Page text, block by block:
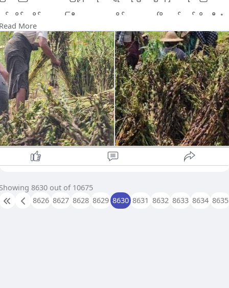
စ်ကိုင်းတိုင်းဒေသကြီး၊ ကလေးခရိုင်၊ ကလေးမြို့နယ်တွင် မိုးသီးနှံ
မ်းကို သြဂုတ်လက စတင်ရိတ်သိမ်းနေရာ ယနေ့အထိ (၂၂၁၆၄)
က ရိတ်သိမ်းပြီးဖြစ်ကြောင်း သိရသည်။
လက်ရှိစိုက်ထားတဲ့ နှမ်းစိုက်ခင်းအားလုံးရာနှုန်းပြည့်ရိတ်သိမ်းပြီး
ါပြီ။ အထွက်နှုန်းကောင်းမွန်တဲ့ GAP နည်းစနစ်နဲ့စိုက်ခဲ့ကြတာပါ။
စ်ဧက ၆.၆၁ တင်း ထွက်ရှိနေပါတယ်" ဟု ကလေးမြို့နယ်စိုက်ပျိုး
ေးဦးစီးဌာန၊ မြို့နယ်ဦးစီးမှုးဦးနိုင်ထွန်းဝင်းက ပြောသည်။
လေးမြို့နယ် နှမ်းစိုက်တောင်သူများကို မြို့နယ်စိုက်ပျိုးရေးဦးစီး
ာနက နှမ်းတိုးချဲ့စိုက်ပျိုးနိုင်ရေး၊ GAP နည်းစနစ်နဲ့စိုက်ပျိုးနိုင်ရေး၊
ျိုးကောင်းမျိုးသန့် စိုက်ပျိုးနိုင်ရေး၊ အ ထွက်နှုန်းကောင်းမွန်သည့်
ျိုးများစိုက်ပျိုးနိုင်ရေးအသိပညာပေးလုပ်ငန်းများဆောင်ရွက်ပေးခဲ့
ြောင်း သိရသည်။
နည်းစနစ်နဲ့ စိုက်ပျိူးထုတ်လုပ်တဲ့ သီးနှံတွေဟာ အခြားစိုက်
နစ်နဲ့ စိုက်ပျိုးထုတ်လုပ်ထားတဲ့ သီးနှံတွေထက် အရည်အသွေး ပိုမို
ောင်းမွန်ပြီး ပြည်တွင်းစျေးကွက်သာမက ပြည်ပစျေးကွက်ကိုပါ
More
8630 out of 10675
8626 8627 8628 8629 8630 8631 8632 8633 8634 8635